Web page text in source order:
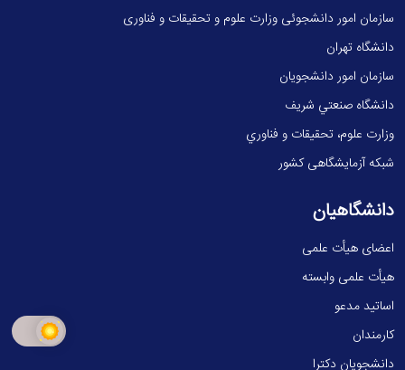
سازمان امور دانشجوئی وزارت علوم و تحقیقات و فناوری
دانشگاه تهران
سازمان امور دانشجویان
دانشگاه صنعتي شريف
وزارت علوم، تحقيقات و فناوري
شبکه آزمایشگاهی کشور
دانشگاهیان
اعضای هیأت علمی
هیأت علمی وابسته
اساتید مدعو
کارمندان
دانشجویان دکترا